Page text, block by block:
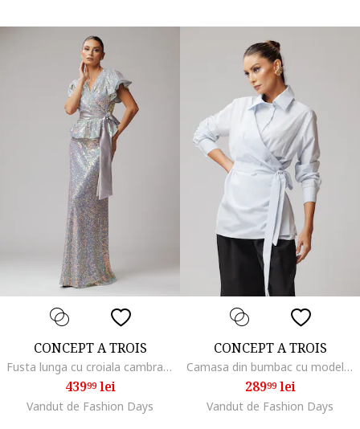
CONCEPT A TROIS
Fusta lunga cu croiala cambrata si paiete, Argintiu
43999lei
Vandut de Fashion Days
CONCEPT A TROIS
Camasa din bumbac cu model drapat, Alb/Albastru glaciar
28999lei
Vandut de Fashion Days